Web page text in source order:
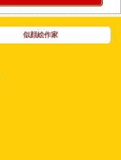
似顔絵作家